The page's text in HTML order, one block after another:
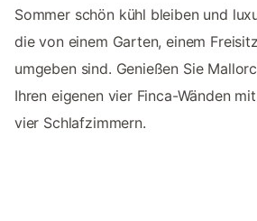
Sommer schön kühl bleiben und
die von einem Garten, einem
umgeben sind. Genießen Sie
Ihren eigenen vier Finca-Wänden
vier Schlafzimmern.